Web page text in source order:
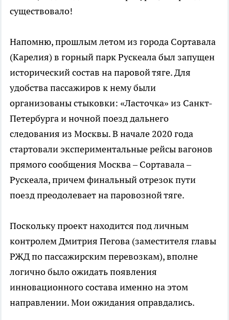
существовало!
Напомню, прошлым летом из города Сортавала
(Карелия) в горный парк Рускеала был запущен
исторический состав на паровой тяге. Для
удобства пассажиров к нему были
организованы стыковки: «Ласточка» из Санкт-
Петербурга и ночной поезд дальнего
следования из Москвы. В начале 2020 года
стартовали экспериментальные рейсы вагонов
прямого сообщения Москва – Сортавала –
Рускеала, причем финальный отрезок пути
поезд преодолевает на паровозной тяге.
Поскольку проект находится под личным
контролем Дмитрия Пегова (заместителя главы
РЖД по пассажирским перевозкам), вполне
логично было ожидать появления
инновационного состава именно на этом
направлении. Мои ожидания оправдались.